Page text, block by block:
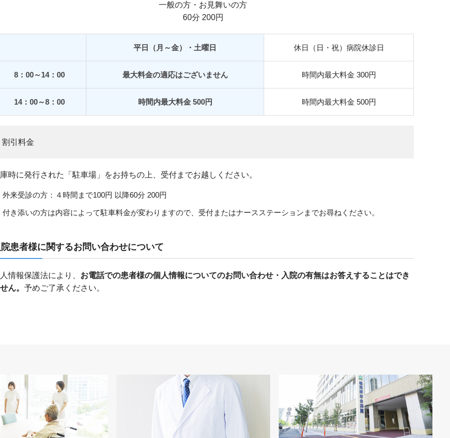
一般の方・お見舞いの方
60分 200円
平日（月～金）・土曜日 休日（日・祝）病院休診日
8：00～14：00 最大料金の適応はございません 時間内最大料金 300円
14：00～8：00 時間内最大料金 500円 時間内最大料金 500円
割引料金
時に発行された「駐車場」をお持ちの上、受付までお越しください。
外来受診の方：４時間まで100円 以降60分 200円
付き添いの方は内容によって駐車料金が変わりますので、受付またはナースステーションまでお尋ねください。
患者様に関するお問い合わせについて
情報保護法により、 お電話での患者様の個人情報についてのお問い合わせ・入院の有無はお答えすることはでき
ん。 予めご了承ください。